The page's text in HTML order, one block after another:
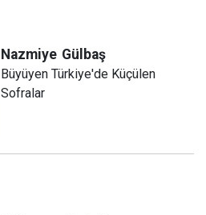
Nazmiye Gülbaş
Büyüyen Türkiye'de Küçülen
Sofralar